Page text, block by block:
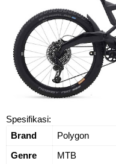
Spesifikasi:
Brand
Polygon
Genre MTB